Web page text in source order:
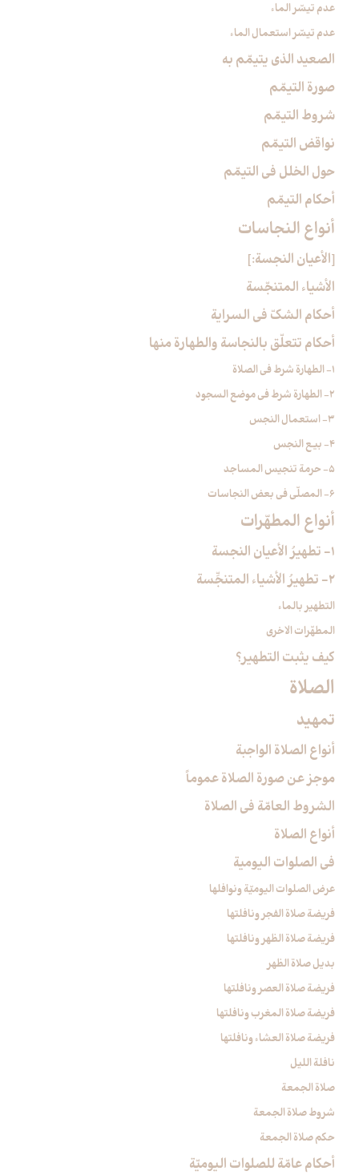
عدم تيسّر الماء
عدم تيسّر استعمال الماء
الصعيد الذي يتيمّم به
صورة التيمّم
شروط التيمّم
نواقض التيمّم
حول الخلل في التيمّم
أحكام التيمّم
أنواع النجاسات‏
[الأعيان النجسة:]
الأشياء المتنجّسة
أحكام الشكّ في السراية
أحكام تتعلّق بالنجاسة والطهارة منها
1- الطهارة شرط في الصلاة
2- الطهارة شرط في موضع السجود
3- استعمال النجس
4- بيع النجس
5- حرمة تنجيس المساجد
6- المصلّي في بعض النجاسات
أنواع المطهّرات‏
1- تطهيرُ الأعيان النجسة
2- تطهيرُ الأشياء المتنجِّسة
التطهير بالماء
المطهّرات الاخرى
كيف يثبت التطهير؟
الصلاة
تمهيد
أنواع الصلاة الواجبة
موجز عن صورة الصلاة عموماً
الشروط العامّة في الصلاة
أنواع الصلاة
في الصلوات اليومية
عرض الصلوات اليوميّة ونوافلها
فريضة صلاة الفجر ونافلتها
فريضة صلاة الظهر ونافلتها
بديل صلاة الظهر
فريضة صلاة العصر ونافلتها
فريضة صلاة المغرب ونافلتها
فريضة صلاة العشاء ونافلتها
نافلة الليل
صلاة الجمعة
شروط صلاة الجمعة
حكم صلاة الجمعة
أحكام عامّة للصلوات اليوميّة